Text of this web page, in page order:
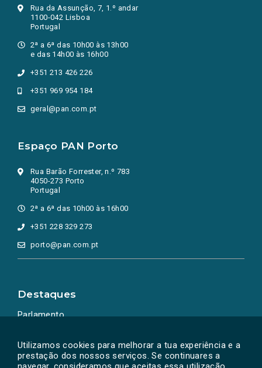
Utilizamos cookies para melhorar a tua experiência e a
prestação dos nossos serviços. Se continuares a
Rua da Assunção, 7, 1.º andar
1100-042 Lisboa
Portugal
2ª a 6ª das 10h00 às 13h00
e das 14h00 às 16h00
+351 213 426 226
+351 969 954 184
geral@pan.com.pt
Espaço PAN Porto
Rua Barão Forrester, n.º 783
4050-273 Porto
Portugal
2ª a 6ª das 10h00 às 16h00
+351 228 329 273
porto@pan.com.pt
Destaques
Parlamento